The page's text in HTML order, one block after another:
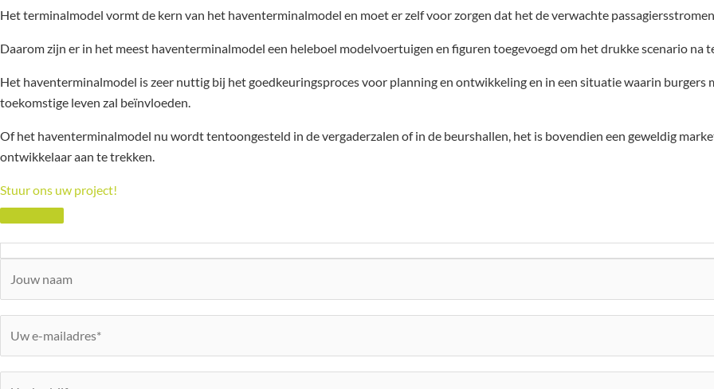
Het terminalmodel vormt de kern van het haventerminalmodel en moet er zelf voor zorgen dat het de verwachte
Daarom zijn er in het meest haventerminalmodel een heleboel modelvoertuigen en figuren toegevoegd om het drukke scenario na
Het haventerminalmodel is zeer nuttig bij het goedkeuringsproces voor planning en ontwikkeling en in een situatie waarin
toekomstige leven zal beïnvloeden.
Of het haventerminalmodel nu wordt tentoongesteld in de vergaderzalen of in de beurshallen, het is bovendien een geweldig
ontwikkelaar aan te trekken.
Stuur ons uw project!